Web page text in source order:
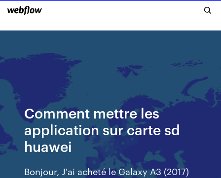
Comment mettre les
application sur carte sd
huawei
Bonjour, J'ai acheté le Galaxy A3 (2017)